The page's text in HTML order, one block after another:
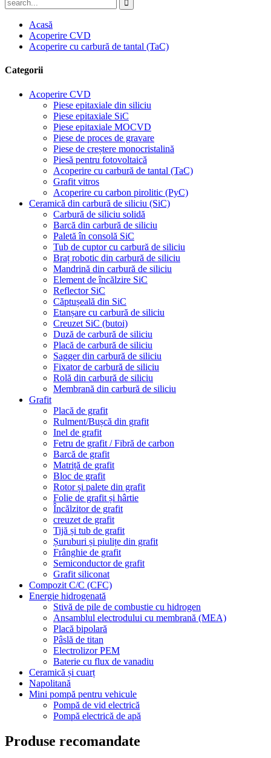
Acasă
Acoperire CVD
Acoperire cu carbură de tantal (TaC)
Categorii
Acoperire CVD
Piese epitaxiale din siliciu
Piese epitaxiale SiC
Piese epitaxiale MOCVD
Piese de proces de gravare
Piese de creștere monocristalină
Piesă pentru fotovoltaică
Acoperire cu carbură de tantal (TaC)
Grafit vitros
Acoperire cu carbon pirolitic (PyC)
Ceramică din carbură de siliciu (SiC)
Carbură de siliciu solidă
Barcă din carbură de siliciu
Paletă în consolă SiC
Tub de cuptor cu carbură de siliciu
Braț robotic din carbură de siliciu
Mandrină din carbură de siliciu
Element de încălzire SiC
Reflector SiC
Căptușeală din SiC
Etanșare cu carbură de siliciu
Creuzet SiC (butoi)
Duză de carbură de siliciu
Placă de carbură de siliciu
Sagger din carbură de siliciu
Fixator de carbură de siliciu
Rolă din carbură de siliciu
Membrană din carbură de siliciu
Grafit
Placă de grafit
Rulment/Bușcă din grafit
Inel de grafit
Fetru de grafit / Fibră de carbon
Barcă de grafit
Matriță de grafit
Bloc de grafit
Rotor și palete din grafit
Folie de grafit și hârtie
Încălzitor de grafit
creuzet de grafit
Tijă și tub de grafit
Șuruburi și piulițe din grafit
Frânghie de grafit
Semiconductor de grafit
Grafit siliconat
Compozit C/C (CFC)
Energie hidrogenată
Stivă de pile de combustie cu hidrogen
Ansamblul electrodului cu membrană (MEA)
Placă bipolară
Pâslă de titan
Electrolizor PEM
Baterie cu flux de vanadiu
Ceramică și cuarț
Napolitană
Mini pompă pentru vehicule
Pompă de vid electrică
Pompă electrică de apă
Produse recomandate